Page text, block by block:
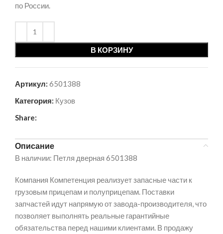
по России.
В КОРЗИНУ
Артикул: 6501388
Категория: Кузов
Share:
Описание
В наличии: Петля дверная 6501388
Компания Компетенция реализует запасные части к
грузовым прицепам и полуприцепам. Поставки
запчастей идут напрямую от завода-производителя, что
позволяет выполнять реальные гарантийные
обязательства перед нашими клиентами. В продажу